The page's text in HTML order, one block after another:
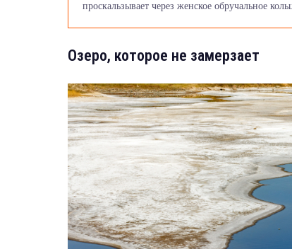
проскальзывает через женское обручальное
Озеро, которое не замерзает